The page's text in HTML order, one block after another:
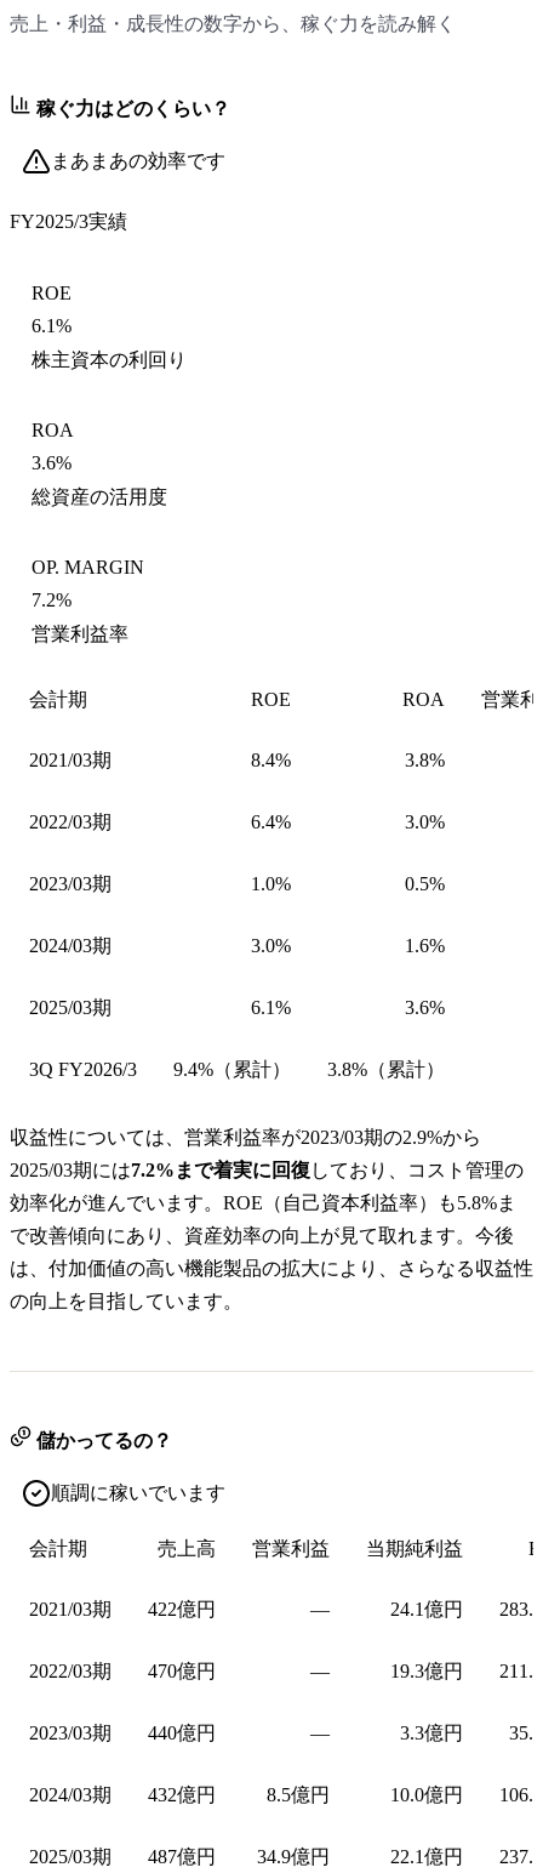
売上・利益・成長性の数字から、稼ぐ力を読み解く
稼ぐ力はどのくらい？
まあまあの効率です
FY2025/3実績
ROE
6.1%
株主資本の利回り
ROA
3.6%
総資産の活用度
OP. MARGIN
7.2%
営業利益率
会計期 ROE ROA 営業
2021/03期 8.4% 3.8%
2022/03期 6.4% 3.0%
2023/03期 1.0% 0.5%
2024/03期 3.0% 1.6%
2025/03期 6.1% 3.6%
3Q FY2026/3 9.4%（累計） 3.8%（累計）
収益性については、営業利益率が2023/03期の2.9%から
2025/03期には7.2%まで着実に回復 しており、コスト管理の
効率化が進んでいます。ROE（自己資本利益率）も5.8%ま
で改善傾向にあり、資産効率の向上が見て取れます。今後
は、付加価値の高い機能製品の拡大により、さらなる収益性
の向上を目指しています。
儲かってるの？
順調に稼いでいます
会計期 売上高 営業利益 当期純利益
2021/03期 422億円 — 24.1億円
2022/03期 470億円 — 19.3億円
2023/03期 440億円 — 3.3億円
2024/03期 432億円 8.5億円 10.0億円
2025/03期 487億円 34.9億円 22.1億円